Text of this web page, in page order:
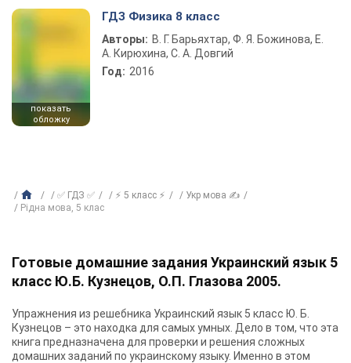
показать
обложку
ГДЗ Физика 8 класс
Авторы: В. Г. Барьяхтар, Ф. Я. Божинова, Е.
А. Кирюхина, С. А. Довгий
Год: 2016
✅ ГДЗ ✅ ⚡ 5 класс ⚡
Укр мова ✍
Рiдна мова, 5 клас
Готовые домашние задания Украинский язык 5
класс Ю.Б. Кузнецов, О.П. Глазова 2005.
Упражнения из решебника Украинский язык 5 класс Ю. Б.
Кузнецов – это находка для самых умных. Дело в том, что эта
книга предназначена для проверки и решения сложных
домашних заданий по украинскому языку. Именно в этом